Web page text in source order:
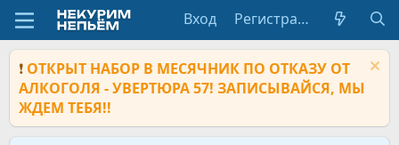
Вход Регистрация
❗ ОТКРЫТ НАБОР В МЕСЯЧНИК ПО ОТКАЗУ ОТ
АЛКОГОЛЯ - УВЕРТЮРА 57! ЗАПИСЫВАЙСЯ, МЫ
ЖДЕМ ТЕБЯ!!